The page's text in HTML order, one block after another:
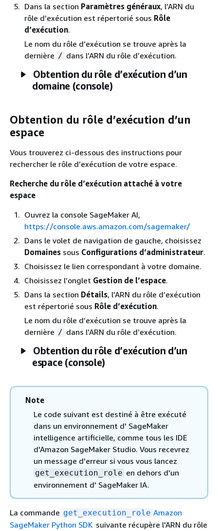
Dans la section Paramètres généraux, l’ARN du
rôle d’exécution est répertorié sous Rôle
d’exécution.
Le nom du rôle d’exécution se trouve après la
dernière / dans l’ARN du rôle d’exécution.
Obtention du rôle d’exécution d’un
domaine (console)
Obtention du rôle d’exécution d’un
espace
Vous trouverez ci-dessous des instructions pour
rechercher le rôle d’exécution de votre espace.
Recherche du rôle d’exécution attaché à votre
espace
Ouvrez la console SageMaker AI,
https://console.aws.amazon.com/sagemaker/
Dans le volet de navigation de gauche, choisissez
Domaines sous Configurations d’administrateur.
Choisissez le lien correspondant à votre domaine.
Choisissez l’onglet Gestion de l’espace.
Dans la section Détails, l’ARN du rôle d’exécution
est répertorié sous Rôle d’exécution.
Le nom du rôle d’exécution se trouve après la
dernière / dans l’ARN du rôle d’exécution.
Obtention du rôle d’exécution d’un
espace (console)
Note
Le code suivant est destiné à être exécuté
dans un environnement d' SageMaker
intelligence artificielle, comme tous les IDE
d'Amazon SageMaker Studio. Vous recevrez
un message d'erreur si vous vous lancez
get_execution_role en dehors d'un
environnement d' SageMaker IA.
La commande get_execution_role Amazon
SageMaker Python SDK suivante récupère l'ARN du rôle